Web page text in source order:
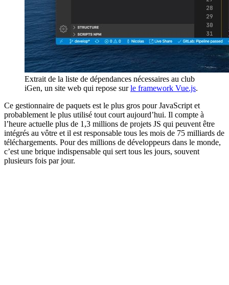
Extrait de la liste de dépendances nécessaires au club
iGen, un site web qui repose surle framework Vue.js.
Ce gestionnaire de paquets est le plus gros pour JavaScript et
probablement le plus utilisé tout court aujourd’hui. Il compte à
l’heure actuelle plus de 1,3 millions de projets JS qui peuvent être
intégrés au vôtre et il est responsable tous les mois de 75 milliards de
téléchargements. Pour des millions de développeurs dans le monde,
c’est une brique indispensable qui sert tous les jours, souvent
plusieurs fois par jour.